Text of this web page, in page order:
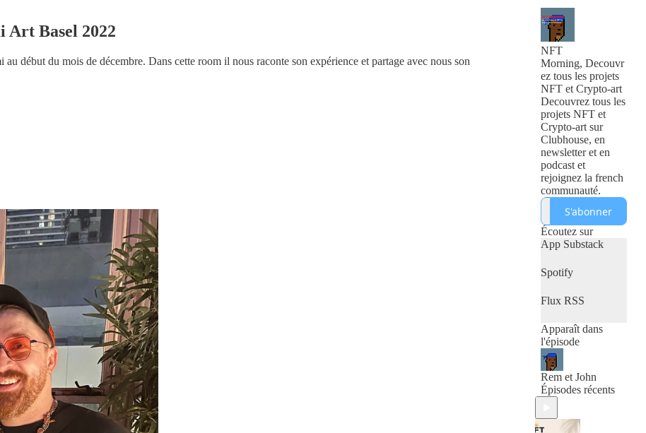
Art Basel 2022
début du mois de décembre. Dans cette room il nous raconte son expérience et partage avec nous son
NFT
Morning, Decouvr
ez tous les projets
NFT et Crypto-art
Decouvrez tous les
projets NFT et
Crypto-art sur
Clubhouse, en
newsletter et en
podcast et
rejoignez la french
communauté.
S'abonner
Écoutez sur
App Substack
Spotify
Flux RSS
Apparaît dans
l'épisode
Rem et John
Épisodes récents